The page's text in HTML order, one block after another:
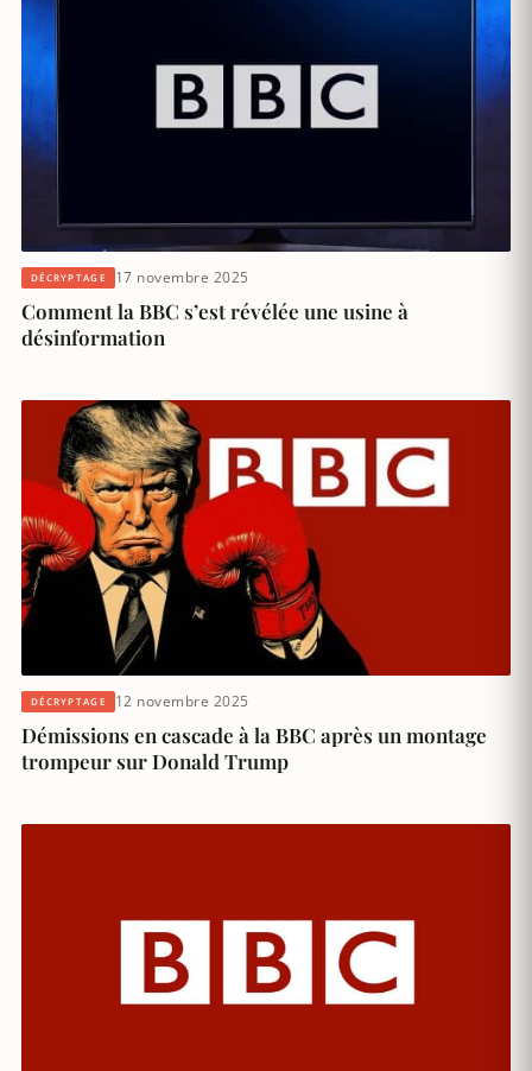
DÉCRYPTAGE 17 novembre 2025
Comment la BBC s’est révélée une usine à
désinformation
DÉCRYPTAGE 12 novembre 2025
Démissions en cascade à la BBC après un montage
trompeur sur Donald Trump